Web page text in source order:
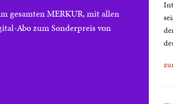
gesamten MERKUR, mit allen
Abo zum Sonderpreis von